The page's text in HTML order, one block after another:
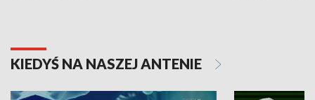
KIEDYŚ NA NASZEJ ANTENIE